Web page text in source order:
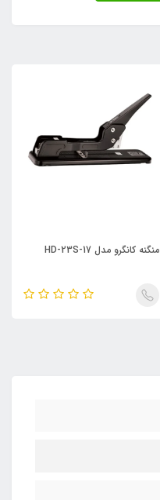
منگنه کانگرو مدل HD-23S-17